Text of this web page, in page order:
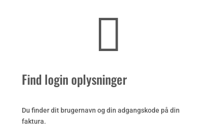

Find login oplysninger
Du finder dit brugernavn og din adgangskode på din
faktura.